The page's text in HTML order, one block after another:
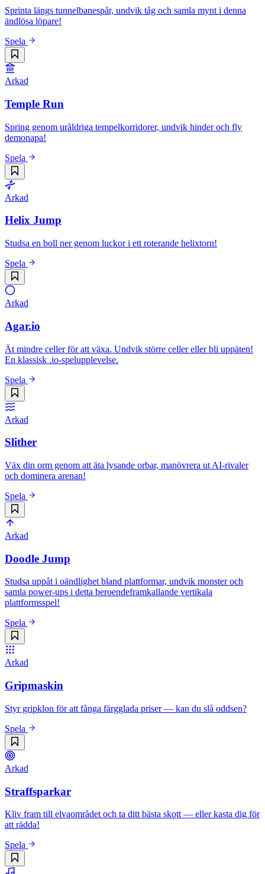
Sprinta längs tunnelbanespår, undvik tåg och samla mynt i denna
ändlösa löpare!
Spela
Arkad
Temple Run
Spring genom uråldriga tempelkorridorer, undvik hinder och fly
demonapa!
Spela
Arkad
Helix Jump
Studsa en boll ner genom luckor i ett roterande helixtorn!
Spela
Arkad
Agar.io
Ät mindre celler för att växa. Undvik större celler eller bli uppäten!
En klassisk .io-spelupplevelse.
Spela
Arkad
Slither
Väx din orm genom att äta lysande orbar, manövrera ut AI-rivaler
och dominera arenan!
Spela
Arkad
Doodle Jump
Studsa uppåt i oändlighet bland plattformar, undvik monster och
samla power-ups i detta beroendeframkallande vertikala
plattformsspel!
Spela
Arkad
Gripmaskin
Styr gripklon för att fånga färgglada priser — kan du slå oddsen?
Spela
Arkad
Straffsparkar
Kliv fram till elvaområdet och ta ditt bästa skott — eller kasta dig för
att rädda!
Spela